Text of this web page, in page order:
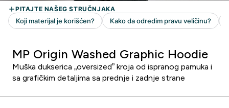
MP Origin Washed Graphic Hoodie
Muška dukserica „oversized” kroja od ispranog pamuka i
sa grafičkim detaljima sa prednje i zadnje strane